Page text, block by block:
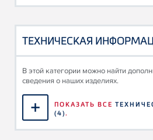
ТЕХНИЧЕСКАЯ
В этой категории можно найти
сведения о наших изделиях.
ПОКАЗАТЬ ВСЕ
(4).